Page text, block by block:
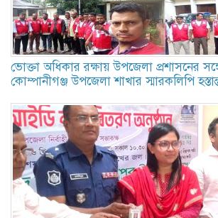
ভোক্তা অধিকার রক্ষায় উপজেলা প্রশাসনের
কোম্পানীগঞ্জ উপজেলা শাখার স্মারকলিপি